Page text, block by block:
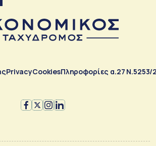
PrivacyCookiesΠληροφορίες α.27 Ν.5253/